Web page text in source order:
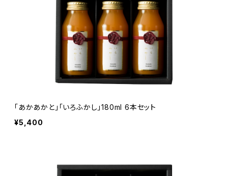
「あかあかと」「いろふかし」180ml 6本セット
¥5,400